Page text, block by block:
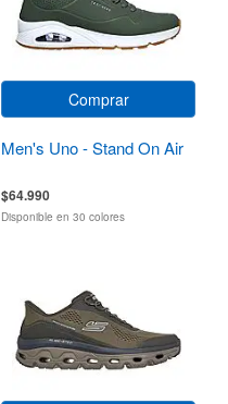
Comprar
Men's Uno - Stand On Air
$64.990
Disponible en 30 colores